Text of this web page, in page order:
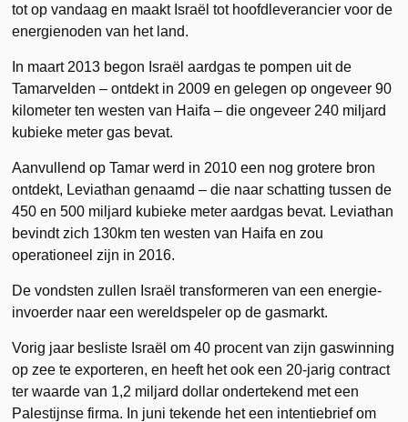
tot op vandaag en maakt Israël tot hoofdleverancier voor de
energienoden van het land.
In maart 2013 begon Israël aardgas te pompen uit de
Tamarvelden – ontdekt in 2009 en gelegen op ongeveer 90
kilometer ten westen van Haifa – die ongeveer 240 miljard
kubieke meter gas bevat.
Aanvullend op Tamar werd in 2010 een nog grotere bron
ontdekt, Leviathan genaamd – die naar schatting tussen de
450 en 500 miljard kubieke meter aardgas bevat. Leviathan
bevindt zich 130km ten westen van Haifa en zou
operationeel zijn in 2016.
De vondsten zullen Israël transformeren van een energie-
invoerder naar een wereldspeler op de gasmarkt.
Vorig jaar besliste Israël om 40 procent van zijn gaswinning
op zee te exporteren, en heeft het ook een 20-jarig contract
ter waarde van 1,2 miljard dollar ondertekend met een
Palestijnse firma. In juni tekende het een intentiebrief om